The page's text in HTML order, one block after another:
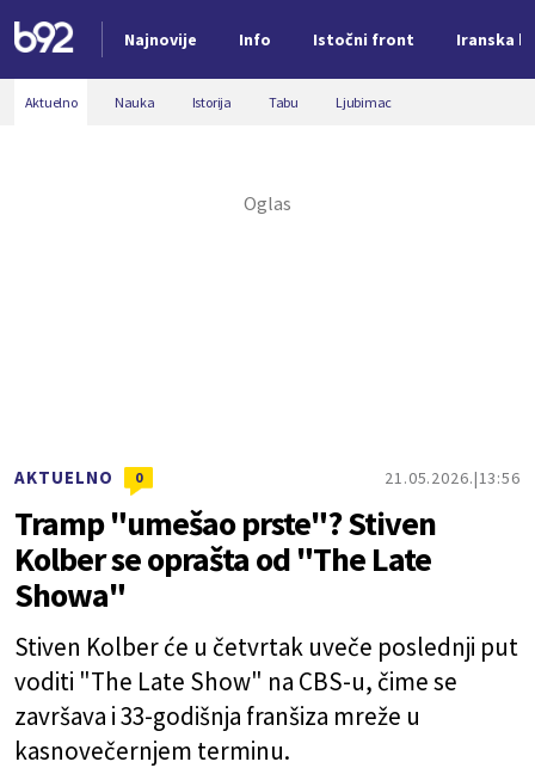
Najnovije Info Istočni front Iranska
Nova vest
Aktuelno Nauka Istorija Tabu Ljubimac
AKTUELNO 0 21.05.2026. 13:56
Tramp "umešao prste"? Stiven
Kolber se oprašta od "The Late
Showa"
Stiven Kolber će u četvrtak uveče poslednji put
voditi "The Late Show" na CBS-u, čime se
završava i 33-godišnja franšiza mreže u
kasnovečernjem terminu.